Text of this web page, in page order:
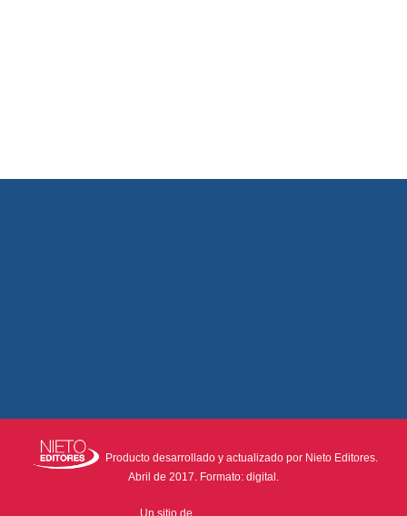
Producto desarrollado y actualizado por Nieto Editores.
Abril de 2017. Formato: digital.
Un sitio de